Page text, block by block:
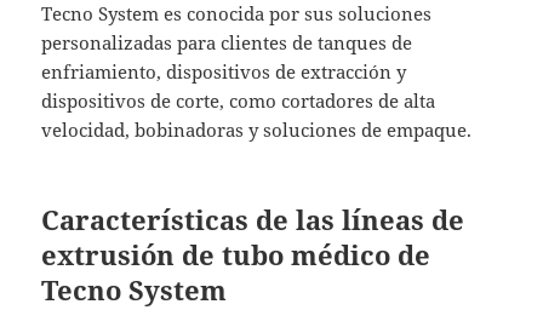
Tecno System es conocida por sus soluciones
personalizadas para clientes de tanques de
enfriamiento, dispositivos de extracción y
dispositivos de corte, como cortadores de alta
velocidad, bobinadoras y soluciones de empaque.
Características de las líneas de
extrusión de tubo médico de
Tecno System